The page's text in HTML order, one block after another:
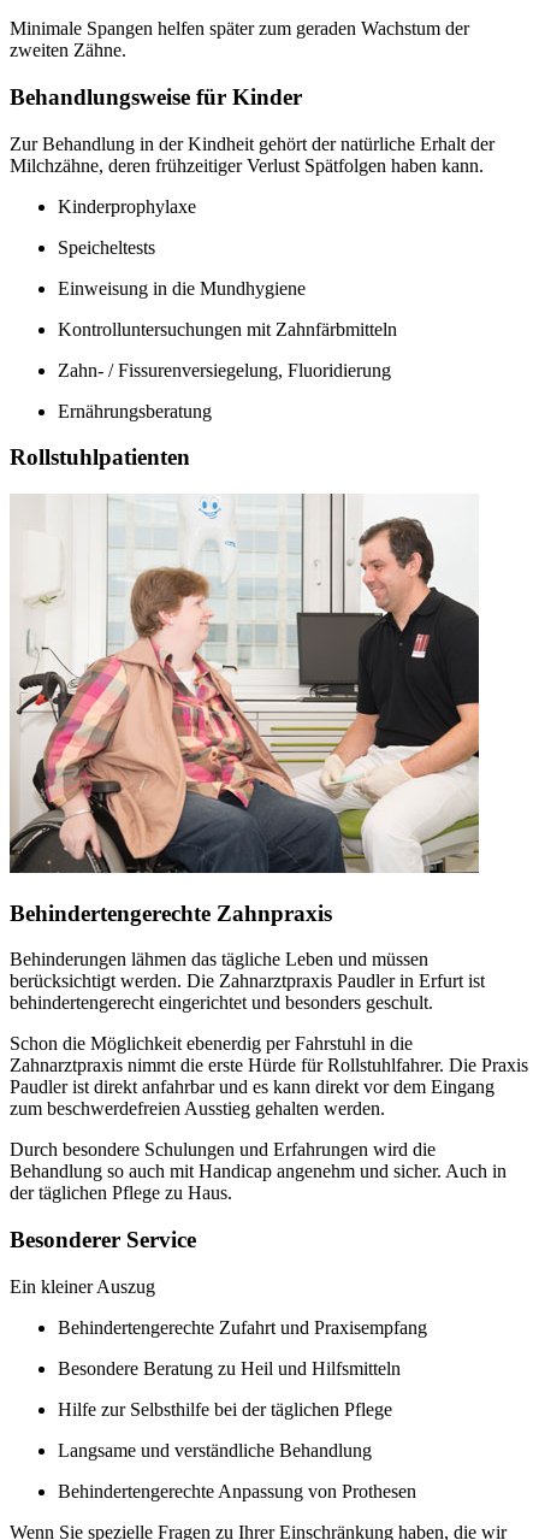
Minimale Spangen helfen später zum geraden Wachstum der
zweiten Zähne.
Behandlungsweise für Kinder
Zur Behandlung in der Kindheit gehört der natürliche Erhalt der
Milchzähne, deren frühzeitiger Verlust Spätfolgen haben kann.
Kinderprophylaxe
Speicheltests
Einweisung in die Mundhygiene
Kontrolluntersuchungen mit Zahnfärbmitteln
Zahn- / Fissurenversiegelung, Fluoridierung
Ernährungsberatung
Rollstuhlpatienten
Behindertengerechte Zahnpraxis
Behinderungen lähmen das tägliche Leben und müssen
berücksichtigt werden. Die Zahnarztpraxis Paudler in Erfurt ist
behindertengerecht eingerichtet und besonders geschult.
Schon die Möglichkeit ebenerdig per Fahrstuhl in die
Zahnarztpraxis nimmt die erste Hürde für Rollstuhlfahrer. Die Praxis
Paudler ist direkt anfahrbar und es kann direkt vor dem Eingang
zum beschwerdefreien Ausstieg gehalten werden.
Durch besondere Schulungen und Erfahrungen wird die
Behandlung so auch mit Handicap angenehm und sicher. Auch in
der täglichen Pflege zu Haus.
Besonderer Service
Ein kleiner Auszug
Behindertengerechte Zufahrt und Praxisempfang
Besondere Beratung zu Heil und Hilfsmitteln
Hilfe zur Selbsthilfe bei der täglichen Pflege
Langsame und verständliche Behandlung
Behindertengerechte Anpassung von Prothesen
Wenn Sie spezielle Fragen zu Ihrer Einschränkung haben, die wir